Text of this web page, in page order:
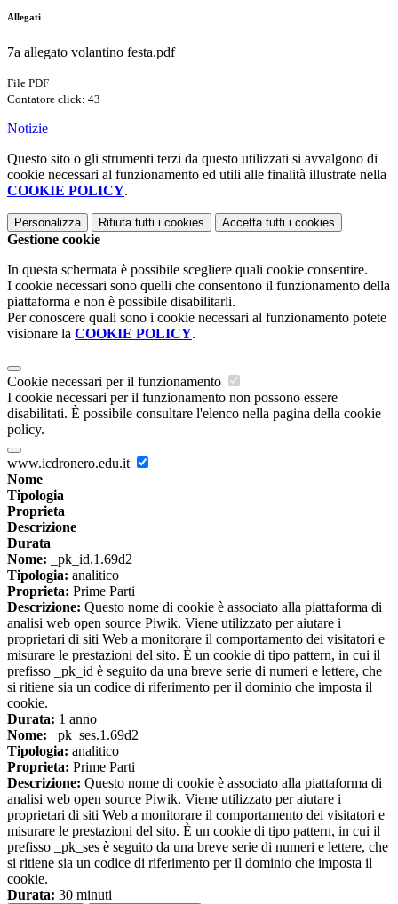
Allegati
7a allegato volantino festa.pdf
File PDF
Contatore click: 43
Notizie
Questo sito o gli strumenti terzi da questo utilizzati si avvalgono di
cookie necessari al funzionamento ed utili alle finalità illustrate nella
COOKIE POLICY.
Personalizza Rifiuta tutti i cookies Accetta tutti i cookies
Gestione cookie
In questa schermata è possibile scegliere quali cookie consentire.
I cookie necessari sono quelli che consentono il funzionamento della
piattaforma e non è possibile disabilitarli.
Per conoscere quali sono i cookie necessari al funzionamento potete
visionare la COOKIE POLICY.
Cookie necessari per il funzionamento
I cookie necessari per il funzionamento non possono essere
disabilitati. È possibile consultare l'elenco nella pagina della cookie
policy.
www.icdronero.edu.it
Nome
Tipologia
Proprieta
Descrizione
Durata
Nome: _pk_id.1.69d2
Tipologia: analitico
Proprieta: Prime Parti
Descrizione: Questo nome di cookie è associato alla piattaforma di
analisi web open source Piwik. Viene utilizzato per aiutare i
proprietari di siti Web a monitorare il comportamento dei visitatori e
misurare le prestazioni del sito. È un cookie di tipo pattern, in cui il
prefisso _pk_id è seguito da una breve serie di numeri e lettere, che
si ritiene sia un codice di riferimento per il dominio che imposta il
cookie.
Durata: 1 anno
Nome: _pk_ses.1.69d2
Tipologia: analitico
Proprieta: Prime Parti
Descrizione: Questo nome di cookie è associato alla piattaforma di
analisi web open source Piwik. Viene utilizzato per aiutare i
proprietari di siti Web a monitorare il comportamento dei visitatori e
misurare le prestazioni del sito. È un cookie di tipo pattern, in cui il
prefisso _pk_ses è seguito da una breve serie di numeri e lettere, che
si ritiene sia un codice di riferimento per il dominio che imposta il
cookie.
Durata: 30 minuti